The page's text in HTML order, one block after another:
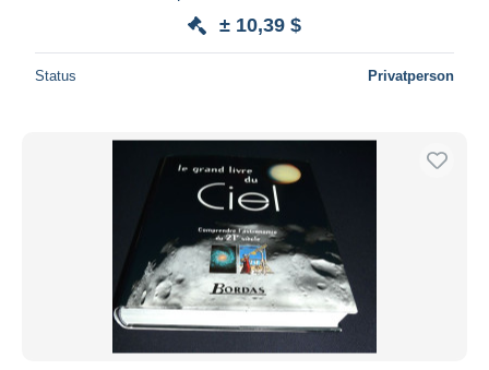
± 10,39 $
Status Privatperson